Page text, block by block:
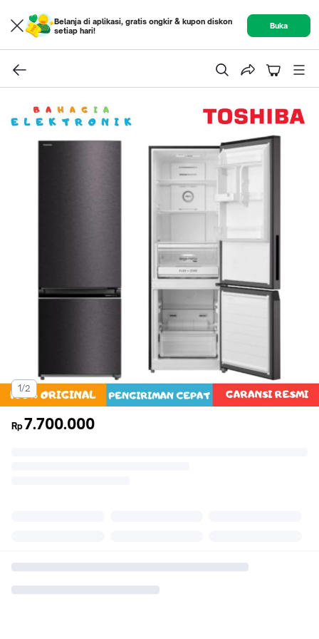
Belanja di aplikasi, gratis ongkir & kupon diskon
setiap hari!
Buka
1/2
Rp7.700.000